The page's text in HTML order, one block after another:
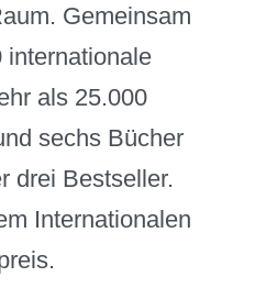
Gemeinsam
internationale
als 25.000
sechs Bücher
drei Bestseller.
Internationalen